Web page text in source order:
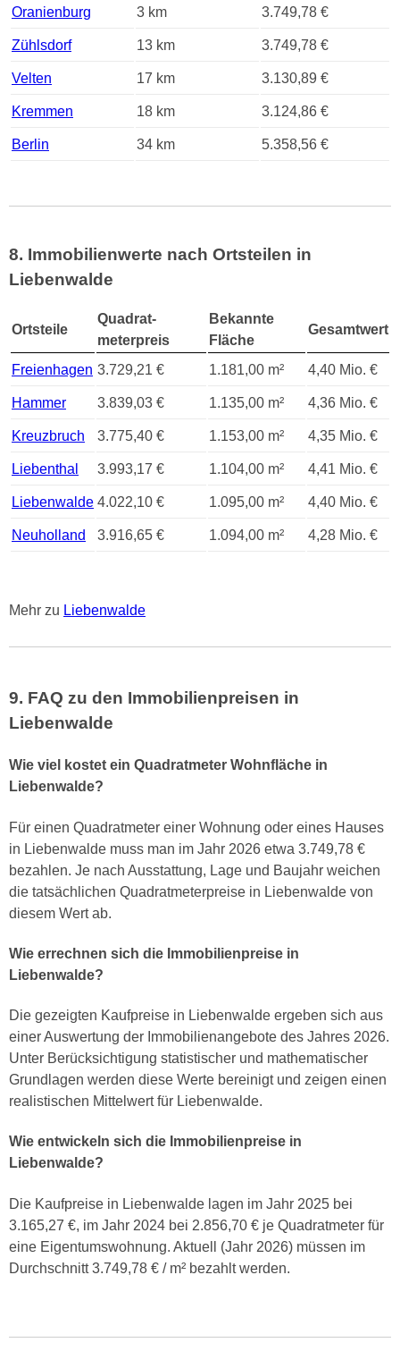
Oranienburg 3 km 3.749,78 €
Zühlsdorf 13 km 3.749,78 €
Velten 17 km 3.130,89 €
Kremmen 18 km 3.124,86 €
Berlin 34 km 5.358,56 €
8. Immobilienwerte nach Ortsteilen in
Liebenwalde
Ortsteile
Quadrat-
meterpreis
Bekannte
Fläche
Gesamtwert
Freienhagen 3.729,21 € 1.181,00 m² 4,40 Mio. €
Hammer 3.839,03 € 1.135,00 m² 4,36 Mio. €
Kreuzbruch 3.775,40 € 1.153,00 m² 4,35 Mio. €
Liebenthal 3.993,17 € 1.104,00 m² 4,41 Mio. €
Liebenwalde 4.022,10 € 1.095,00 m² 4,40 Mio. €
Neuholland 3.916,65 € 1.094,00 m² 4,28 Mio. €
Mehr zu Liebenwalde
9. FAQ zu den Immobilienpreisen in
Liebenwalde
Wie viel kostet ein Quadratmeter Wohnfläche in
Liebenwalde?
Für einen Quadratmeter einer Wohnung oder eines Hauses
in Liebenwalde muss man im Jahr 2026 etwa 3.749,78 €
bezahlen. Je nach Ausstattung, Lage und Baujahr weichen
die tatsächlichen Quadratmeterpreise in Liebenwalde von
diesem Wert ab.
Wie errechnen sich die Immobilienpreise in
Liebenwalde?
Die gezeigten Kaufpreise in Liebenwalde ergeben sich aus
einer Auswertung der Immobilienangebote des Jahres 2026.
Unter Berücksichtigung statistischer und mathematischer
Grundlagen werden diese Werte bereinigt und zeigen einen
realistischen Mittelwert für Liebenwalde.
Wie entwickeln sich die Immobilienpreise in
Liebenwalde?
Die Kaufpreise in Liebenwalde lagen im Jahr 2025 bei
3.165,27 €, im Jahr 2024 bei 2.856,70 € je Quadratmeter für
eine Eigentumswohnung. Aktuell (Jahr 2026) müssen im
Durchschnitt 3.749,78 € / m² bezahlt werden.